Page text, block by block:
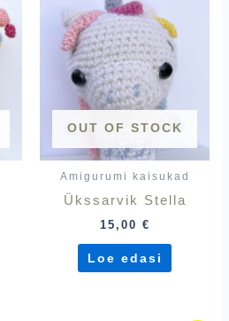
OUT OF STOCK
Amigurumi kaisukad
Ükssarvik Stella
15,00 €
Loe edasi